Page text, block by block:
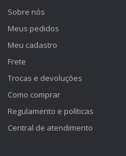
Sobre nós
Meus pedidos
Meu cadastro
Frete
Trocas e devoluções
Como comprar
Regulamento e políticas
Central de atendimento